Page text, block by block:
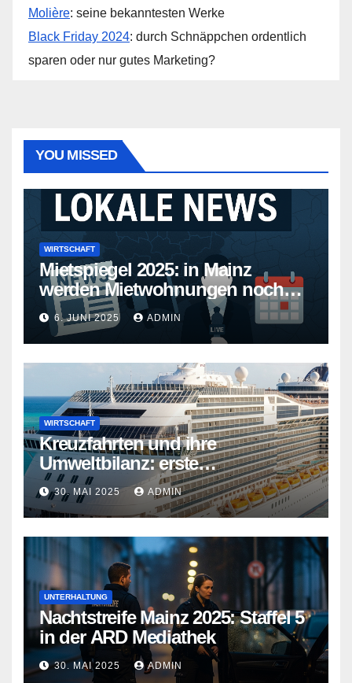
Molière: seine bekanntesten Werke
Black Friday 2024: durch Schnäppchen ordentlich
sparen oder nur gutes Marketing?
YOU MISSED
WIRTSCHAFT
Mietspiegel 2025: in Mainz
werden Mietwohnungen noch
teurer
6. JUNI 2025 ADMIN
WIRTSCHAFT
Kreuzfahrten und ihre
Umweltbilanz: erste
Kreuzfahrtschiffe gehen neue
Wege
30. MAI 2025 ADMIN
UNTERHALTUNG
Nachtstreife Mainz 2025: Staffel 5
in der ARD Mediathek
30. MAI 2025 ADMIN